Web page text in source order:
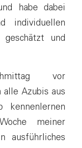
habe dabei
individuellen
und
vor
alle Azubis aus
kennenlernen
meiner
ausführliches